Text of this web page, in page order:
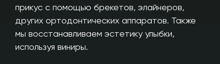
прикус с помощью брекетов, элайнеров,
других ортодонтических аппаратов. Также
мы восстанавливаем эстетику улыбки,
используя виниры.